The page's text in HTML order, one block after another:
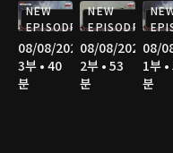
NEW
EPISODE
08/08/2026
3부 • 40
분
NEW
EPISODE
08/08/2026
2부 • 53
분
08/
1부
분